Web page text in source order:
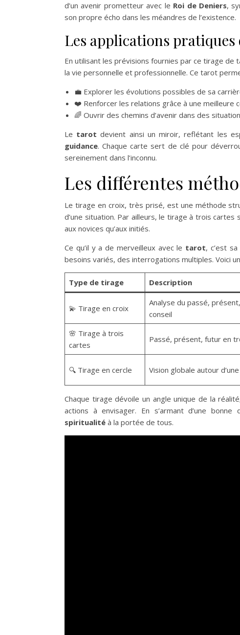
d’un avenir prometteur avec le Roi de Deniers,
son propre écho dans les méandres de l’existence.
Les applications
En utilisant les prévisions fournies par ce tirage
la vie personnelle et professionnelle. Ce tarot
💼 Explorer les évolutions possibles de sa
❤️ Renforcer les relations grâce à une meilleure
🌈 Ouvrir des chemins d’avenir dans des
Le tarot devient ainsi un miroir, reflétant les
guidance. Chaque carte sert de clé pour
sereinement dans l’inconnu.
Les différentes
Le tirage en croix, très prisé, est une méthode
d’une situation. Par ailleurs, le tirage à trois
aux novices qu’aux initiés.
Ce qu’il y a de merveilleux avec le tarot, c’est
besoins variés, des interrogations multiples. Voici
Type de tirage Description
💫 Tirage en croix
Analyse du passé,
conseil
🌸 Tirage à trois
cartes
Passé, présent, futur en
🔍 Tirage en cercle Vision globale autour
Chaque tirage dévoile un angle unique de la
actions à envisager. En s’armant d’une
spiritualité à la portée de tous.